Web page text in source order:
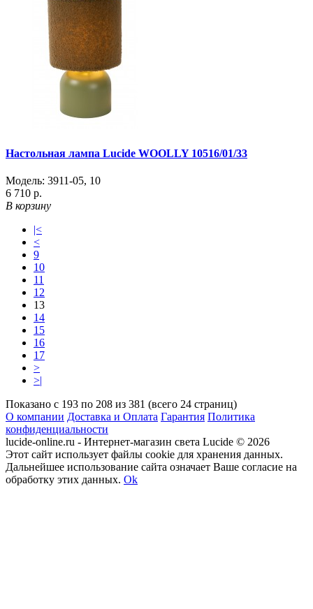
Настольная лампа Lucide WOOLLY 10516/01/33
Модель: 3911-05, 10
6 710 р.
В корзину
|<
<
9
10
11
12
13
14
15
16
17
>
>|
Показано с 193 по 208 из 381 (всего 24 страниц)
О компании Доставка и Оплата Гарантия Политика
конфиденциальности
lucide-online.ru - Интернет-магазин света Lucide © 2026
Этот сайт использует файлы cookie для хранения данных.
Дальнейшее использование сайта означает Ваше согласие на
обработку этих данных. Ok